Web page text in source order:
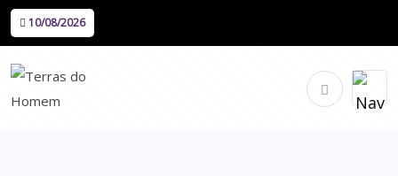
10/08/2026